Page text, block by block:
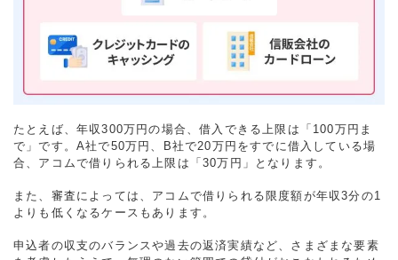
たとえば、年収300万円の場合、借入できる上限は「100万円ま
で」です。A社で50万円、B社で20万円をすでに借入している場
合、アコムで借りられる上限は「30万円」となります。
また、審査によっては、アコムで借りられる限度額が年収3分の1
よりも低くなるケースもあります。
申込者の収支のバランスや過去の返済実績など、さまざまな要素